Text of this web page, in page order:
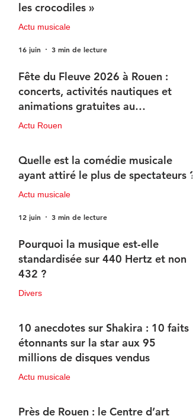
les crocodiles »
Actu musicale
16 juin 3 min de lecture
Fête du Fleuve 2026 à Rouen :
concerts, activités nautiques et
animations gratuites au
programme
Actu Rouen
Quelle est la comédie musicale
ayant attiré le plus de spectateurs ?
Actu musicale
12 juin 3 min de lecture
Pourquoi la musique est-elle
standardisée sur 440 Hertz et non
432 ?
Divers
10 anecdotes sur Shakira : 10 faits
étonnants sur la star aux 95
millions de disques vendus
Actu musicale
Près de Rouen : le Centre d’art